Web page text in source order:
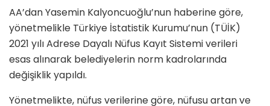
AA’dan Yasemin Kalyoncuoğlu’nun haberine göre,
yönetmelikle Türkiye İstatistik Kurumu’nun (TÜİK)
2021 yılı Adrese Dayalı Nüfus Kayıt Sistemi verileri
esas alınarak belediyelerin norm kadrolarında
değişiklik yapıldı.
Yönetmelikte, nüfus verilerine göre, nüfusu artan ve